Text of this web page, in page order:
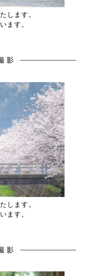
します。
ます。
影
します。
ます。
影